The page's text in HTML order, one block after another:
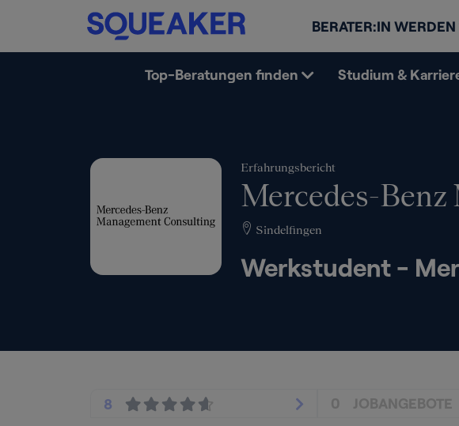
BERATER:IN WERDEN
Top-Beratungen finden Studium &
Erfahrungsbericht
Mercedes-
Sindelfingen
Werkstudent -
8 0 JOBANGEBOTE